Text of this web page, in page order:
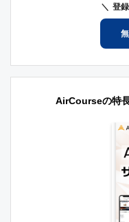
登
AirCourseの特